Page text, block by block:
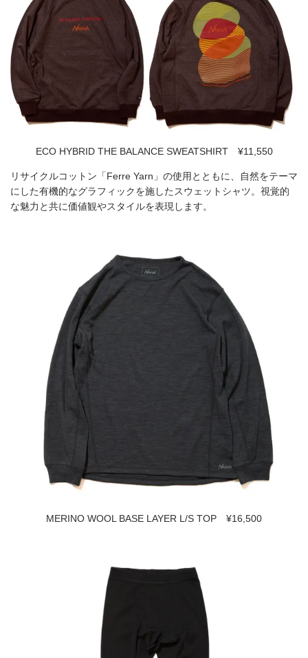
ECO HYBRID THE BALANCE SWEATSHIRT ¥11,550
リサイクルコットン「Ferre Yarn」の使用とともに、自然をテーマ
にした有機的なグラフィックを施したスウェットシャツ。視覚的
な魅力と共に価値観やスタイルを表現します。
MERINO WOOL BASE LAYER L/S TOP ¥16,500